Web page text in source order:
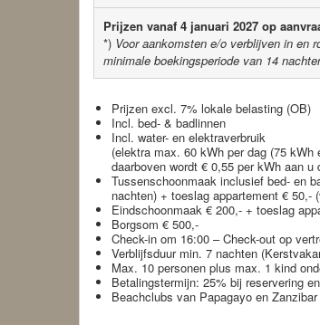
Prijzen vanaf 4 januari 2027 op
*) Voor aankomsten e/o verblijven in en
minimale boekingsperiode van 14
Prijzen excl. 7% lokale belasting (OB)
Incl. bed- & badlinnen
Incl. water- en elektraverbruik
(elektra max. 60 kWh per dag (75
daarboven wordt € 0,55 per kWh aan u
Tussenschoonmaak inclusief bed- en
nachten) + toeslag appartement € 50,-
Eindschoonmaak € 200,- + toeslag
Borgsom € 500,-
Check-in om 16:00 – Check-out op
Verblijfsduur min. 7 nachten
Max. 10 personen plus max. 1 kind
Betalingstermijn: 25% bij reservering
Beachclubs van Papagayo en